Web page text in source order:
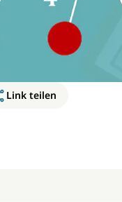
Link teilen